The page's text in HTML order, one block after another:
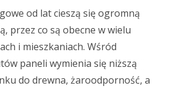
od lat cieszą się ogromną
przez co są obecne w wielu
i mieszkaniach. Wśród
paneli wymienia się niższą
do drewna, żaroodporność, a